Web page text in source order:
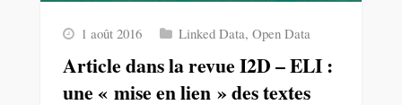
1 août 2016 Linked Data, Open Data
Article dans la revue I2D – ELI :
une « mise en lien » des textes